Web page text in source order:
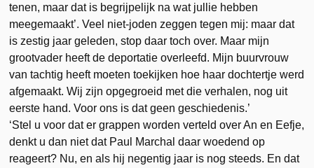
tenen, maar dat is begrijpelijk na wat jullie hebben
meegemaakt’. Veel niet-joden zeggen tegen mij: maar dat
is zestig jaar geleden, stop daar toch over. Maar mijn
grootvader heeft de deportatie overleefd. Mijn buurvrouw
van tachtig heeft moeten toekijken hoe haar dochtertje werd
afgemaakt. Wij zijn opgegroeid met die verhalen, nog uit
eerste hand. Voor ons is dat geen geschiedenis.’
‘Stel u voor dat er grappen worden verteld over An en Eefje,
denkt u dan niet dat Paul Marchal daar woedend op
reageert? Nu, en als hij negentig jaar is nog steeds. En dat